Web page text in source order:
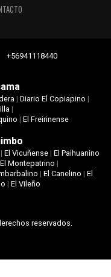
| Diario El Copiapino |
|
| El Freirinense
| El Vicuñense| El Paihuanino
El Montepatrino |
|El Canelino |El
| El Vileño
reservados.